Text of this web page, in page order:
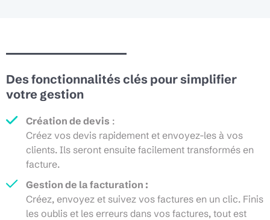
Des fonctionnalités clés pour simplifier
votre gestion
Création de devis :
Créez vos devis rapidement et envoyez-les à vos
clients. Ils seront ensuite facilement transformés en
facture.
Gestion de la facturation :
Créez, envoyez et suivez vos factures en un clic. Finis
les oublis et les erreurs dans vos factures, tout est